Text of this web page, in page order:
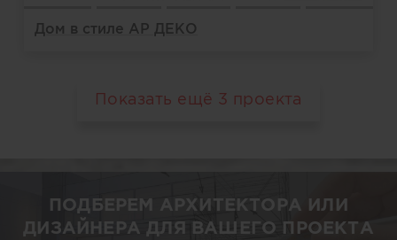
Дом в стиле АР ДЕКО
Показать ещё 3 проекта
ПОДБЕРЕМ АРХИТЕКТОРА ИЛИ
ДИЗАЙНЕРА ДЛЯ ВАШЕГО ПРОЕКТА